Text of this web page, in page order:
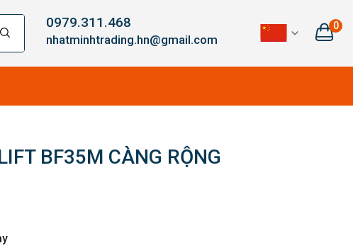
0979.311.468
nhatminhtrading.hn@gmail.com
0
BF35M CÀNG RỘNG